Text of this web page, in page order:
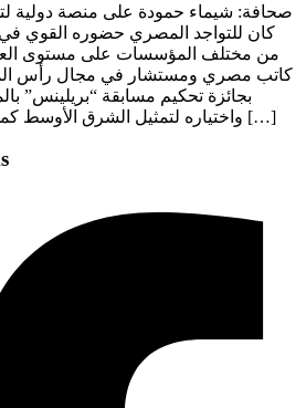
صحافة: شيماء حمودة على منصة دولية
كان للتواجد المصري حضوره القوي في
من مختلف المؤسسات على مستوى
كاتب مصري ومستشار في مجال رأس
واختياره لتمثيل الشرق الأوسط كمحكم دولي يتابع منسي ان […]